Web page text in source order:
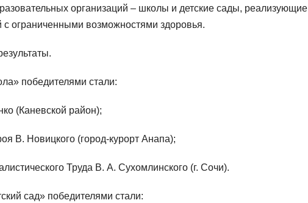
организаций – школы и детские сады, реализующие
ограниченными возможностями здоровья.
победителями стали:
(Каневской район);
В. Новицкого (город-курорт Анапа);
Труда В. А. Сухомлинского (г. Сочи).
сад» победителями стали: